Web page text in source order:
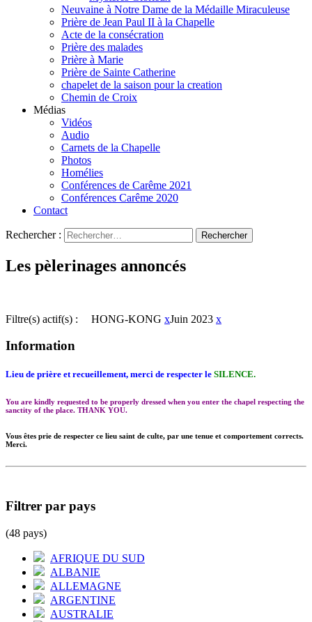
Neuvaine à Notre Dame de la Médaille Miraculeuse
Prière de Jean Paul II à la Chapelle
Acte de la consécration
Prière des malades
Prière à Marie
Prière de Sainte Catherine
chapelet de la saison pour la creation
Chemin de Croix
Médias
Vidéos
Audio
Carnets de la Chapelle
Photos
Homélies
Conférences de Carême 2021
Conférences Carême 2020
Contact
Rechercher :
Les pèlerinages annoncés
Filtre(s) actif(s) : HONG-KONG xJuin 2023 x
Information
Lieu de prière et recueillement, merci de respecter le SILENCE.
You are kindly requested to be properly dressed when you enter the chapel respecting the
sanctity of the place. THANK YOU.
Vous êtes prie de respecter ce lieu saint de culte, par une tenue et comportement corrects.
Merci.
Filtrer par pays
(48 pays)
AFRIQUE DU SUD
ALBANIE
ALLEMAGNE
ARGENTINE
AUSTRALIE